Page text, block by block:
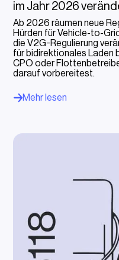
im Jahr 2026
Ab 2026 räumen neue
Hürden für Vehicle-to-
die V2G-Regulierung
für bidirektionales Laden
CPO oder
darauf vorbereitest.
Mehr lesen